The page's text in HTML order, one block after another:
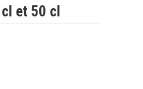
et 50 cl